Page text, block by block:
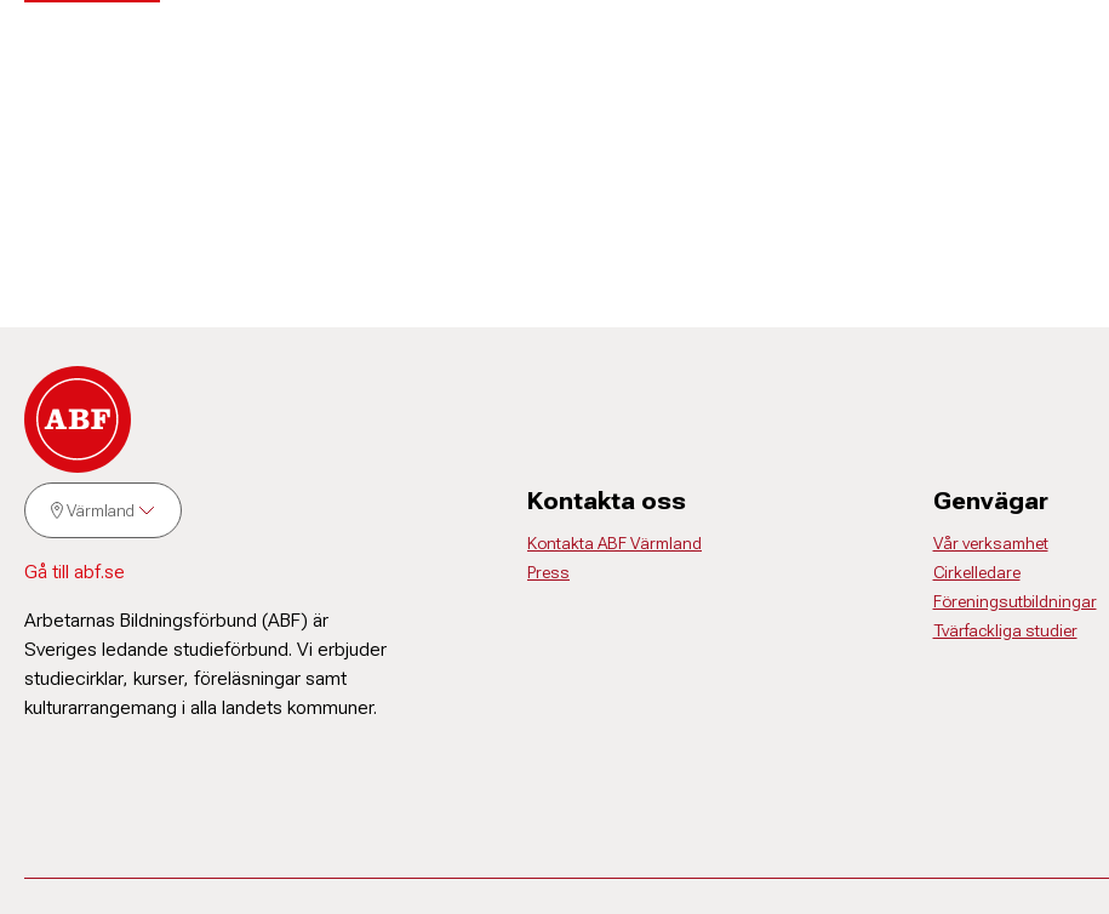
Värmland
Gå till abf.se
Arbetarnas Bildningsförbund (ABF) är
Sveriges ledande studieförbund. Vi erbjuder
studiecirklar, kurser, föreläsningar samt
kulturarrangemang i alla landets kommuner.
Kontakta oss
Kontakta ABF Värmland
Press
Genvägar
Vår verksamhet
Cirkelledare
Föreningsutbildningar
Tvärfackliga studier